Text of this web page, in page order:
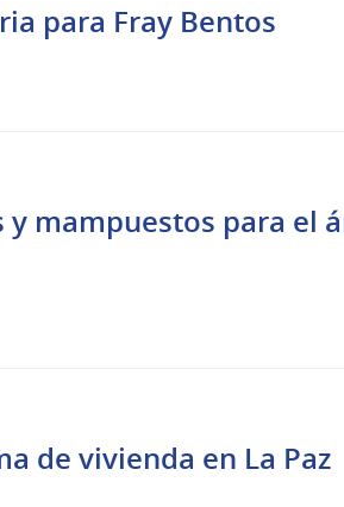
para Fray Bentos
y mampuestos para el
de vivienda en La Paz